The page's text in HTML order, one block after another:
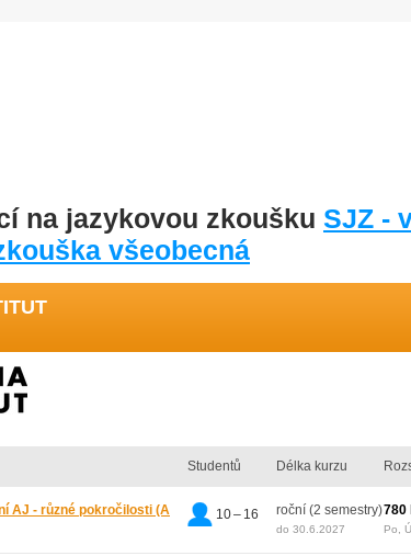
na jazykovou zkoušku SJZ -
všeobecná
Studentů Délka kurzu
AJ - různé pokročilosti (A
10 – 16 roční (2 semestry)
do 30.6.2027
780
Po,